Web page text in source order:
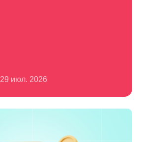
29 июл. 2026